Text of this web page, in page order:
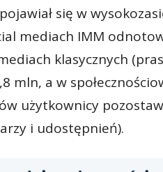
się w
mediach IMM
klasycznych
mln, a w
użytkownicy
i udostępnień).